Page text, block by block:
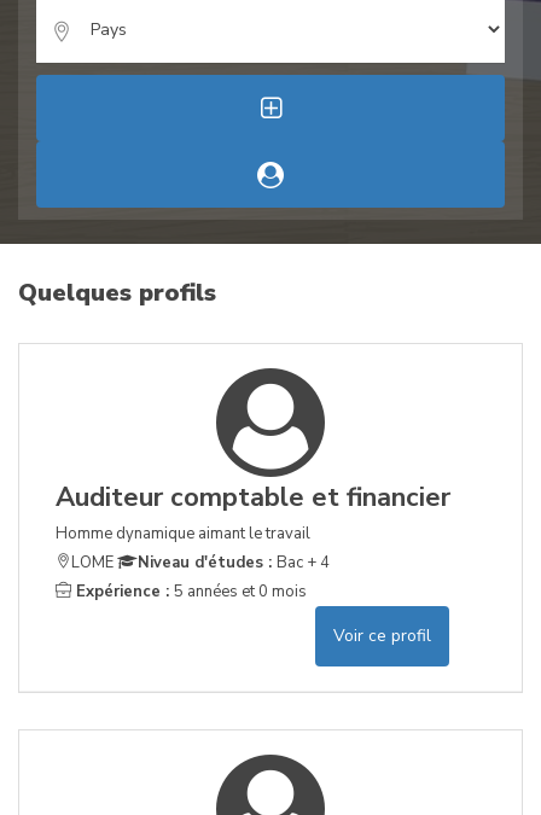
Quelques profils
Auditeur comptable et financier
Homme dynamique aimant le travail
LOME
Niveau d'études : Bac + 4
Expérience : 5 années et 0 mois
Voir ce profil